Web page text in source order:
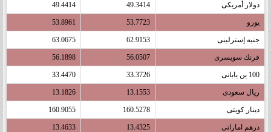
دولار أمريكى 49.3414
49.4414
يورو 53.7723
53.8961
جنيه إسترلينى 62.9153
63.0675
فرنك سويسرى 56.0507
56.1898
100 ين يابانى 33.3726
33.4470
ريال سعودى 13.1553
13.1826
دينار كويتى 160.5278
160.9055
درهم اماراتى 13.4325
13.4633